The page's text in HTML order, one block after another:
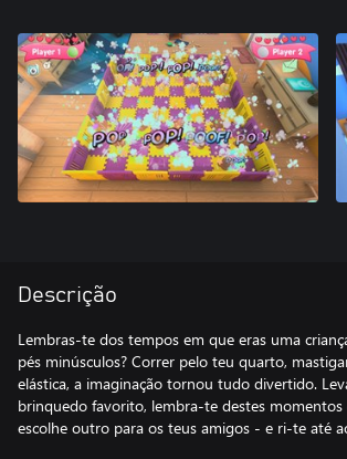
Descrição
Lembras-te dos tempos em que eras uma
pés minúsculos? Correr pelo teu quarto,
elástica, a imaginação tornou tudo divertido.
brinquedo favorito, lembra-te destes momentos
escolhe outro para os teus amigos - e ri-te até